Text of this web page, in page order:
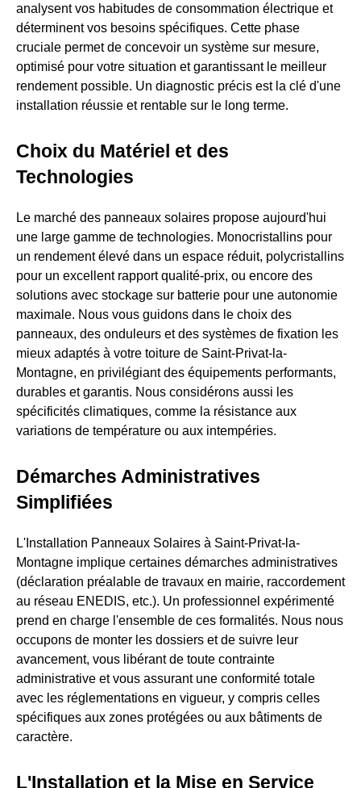
analysent vos habitudes de consommation électrique et
déterminent vos besoins spécifiques. Cette phase
cruciale permet de concevoir un système sur mesure,
optimisé pour votre situation et garantissant le meilleur
rendement possible. Un diagnostic précis est la clé d'une
installation réussie et rentable sur le long terme.
Choix du Matériel et des
Technologies
Le marché des panneaux solaires propose aujourd'hui
une large gamme de technologies. Monocristallins pour
un rendement élevé dans un espace réduit, polycristallins
pour un excellent rapport qualité-prix, ou encore des
solutions avec stockage sur batterie pour une autonomie
maximale. Nous vous guidons dans le choix des
panneaux, des onduleurs et des systèmes de fixation les
mieux adaptés à votre toiture de Saint-Privat-la-
Montagne, en privilégiant des équipements performants,
durables et garantis. Nous considérons aussi les
spécificités climatiques, comme la résistance aux
variations de température ou aux intempéries.
Démarches Administratives
Simplifiées
L'Installation Panneaux Solaires à Saint-Privat-la-
Montagne implique certaines démarches administratives
(déclaration préalable de travaux en mairie, raccordement
au réseau ENEDIS, etc.). Un professionnel expérimenté
prend en charge l'ensemble de ces formalités. Nous nous
occupons de monter les dossiers et de suivre leur
avancement, vous libérant de toute contrainte
administrative et vous assurant une conformité totale
avec les réglementations en vigueur, y compris celles
spécifiques aux zones protégées ou aux bâtiments de
caractère.
L'Installation et la Mise en Service